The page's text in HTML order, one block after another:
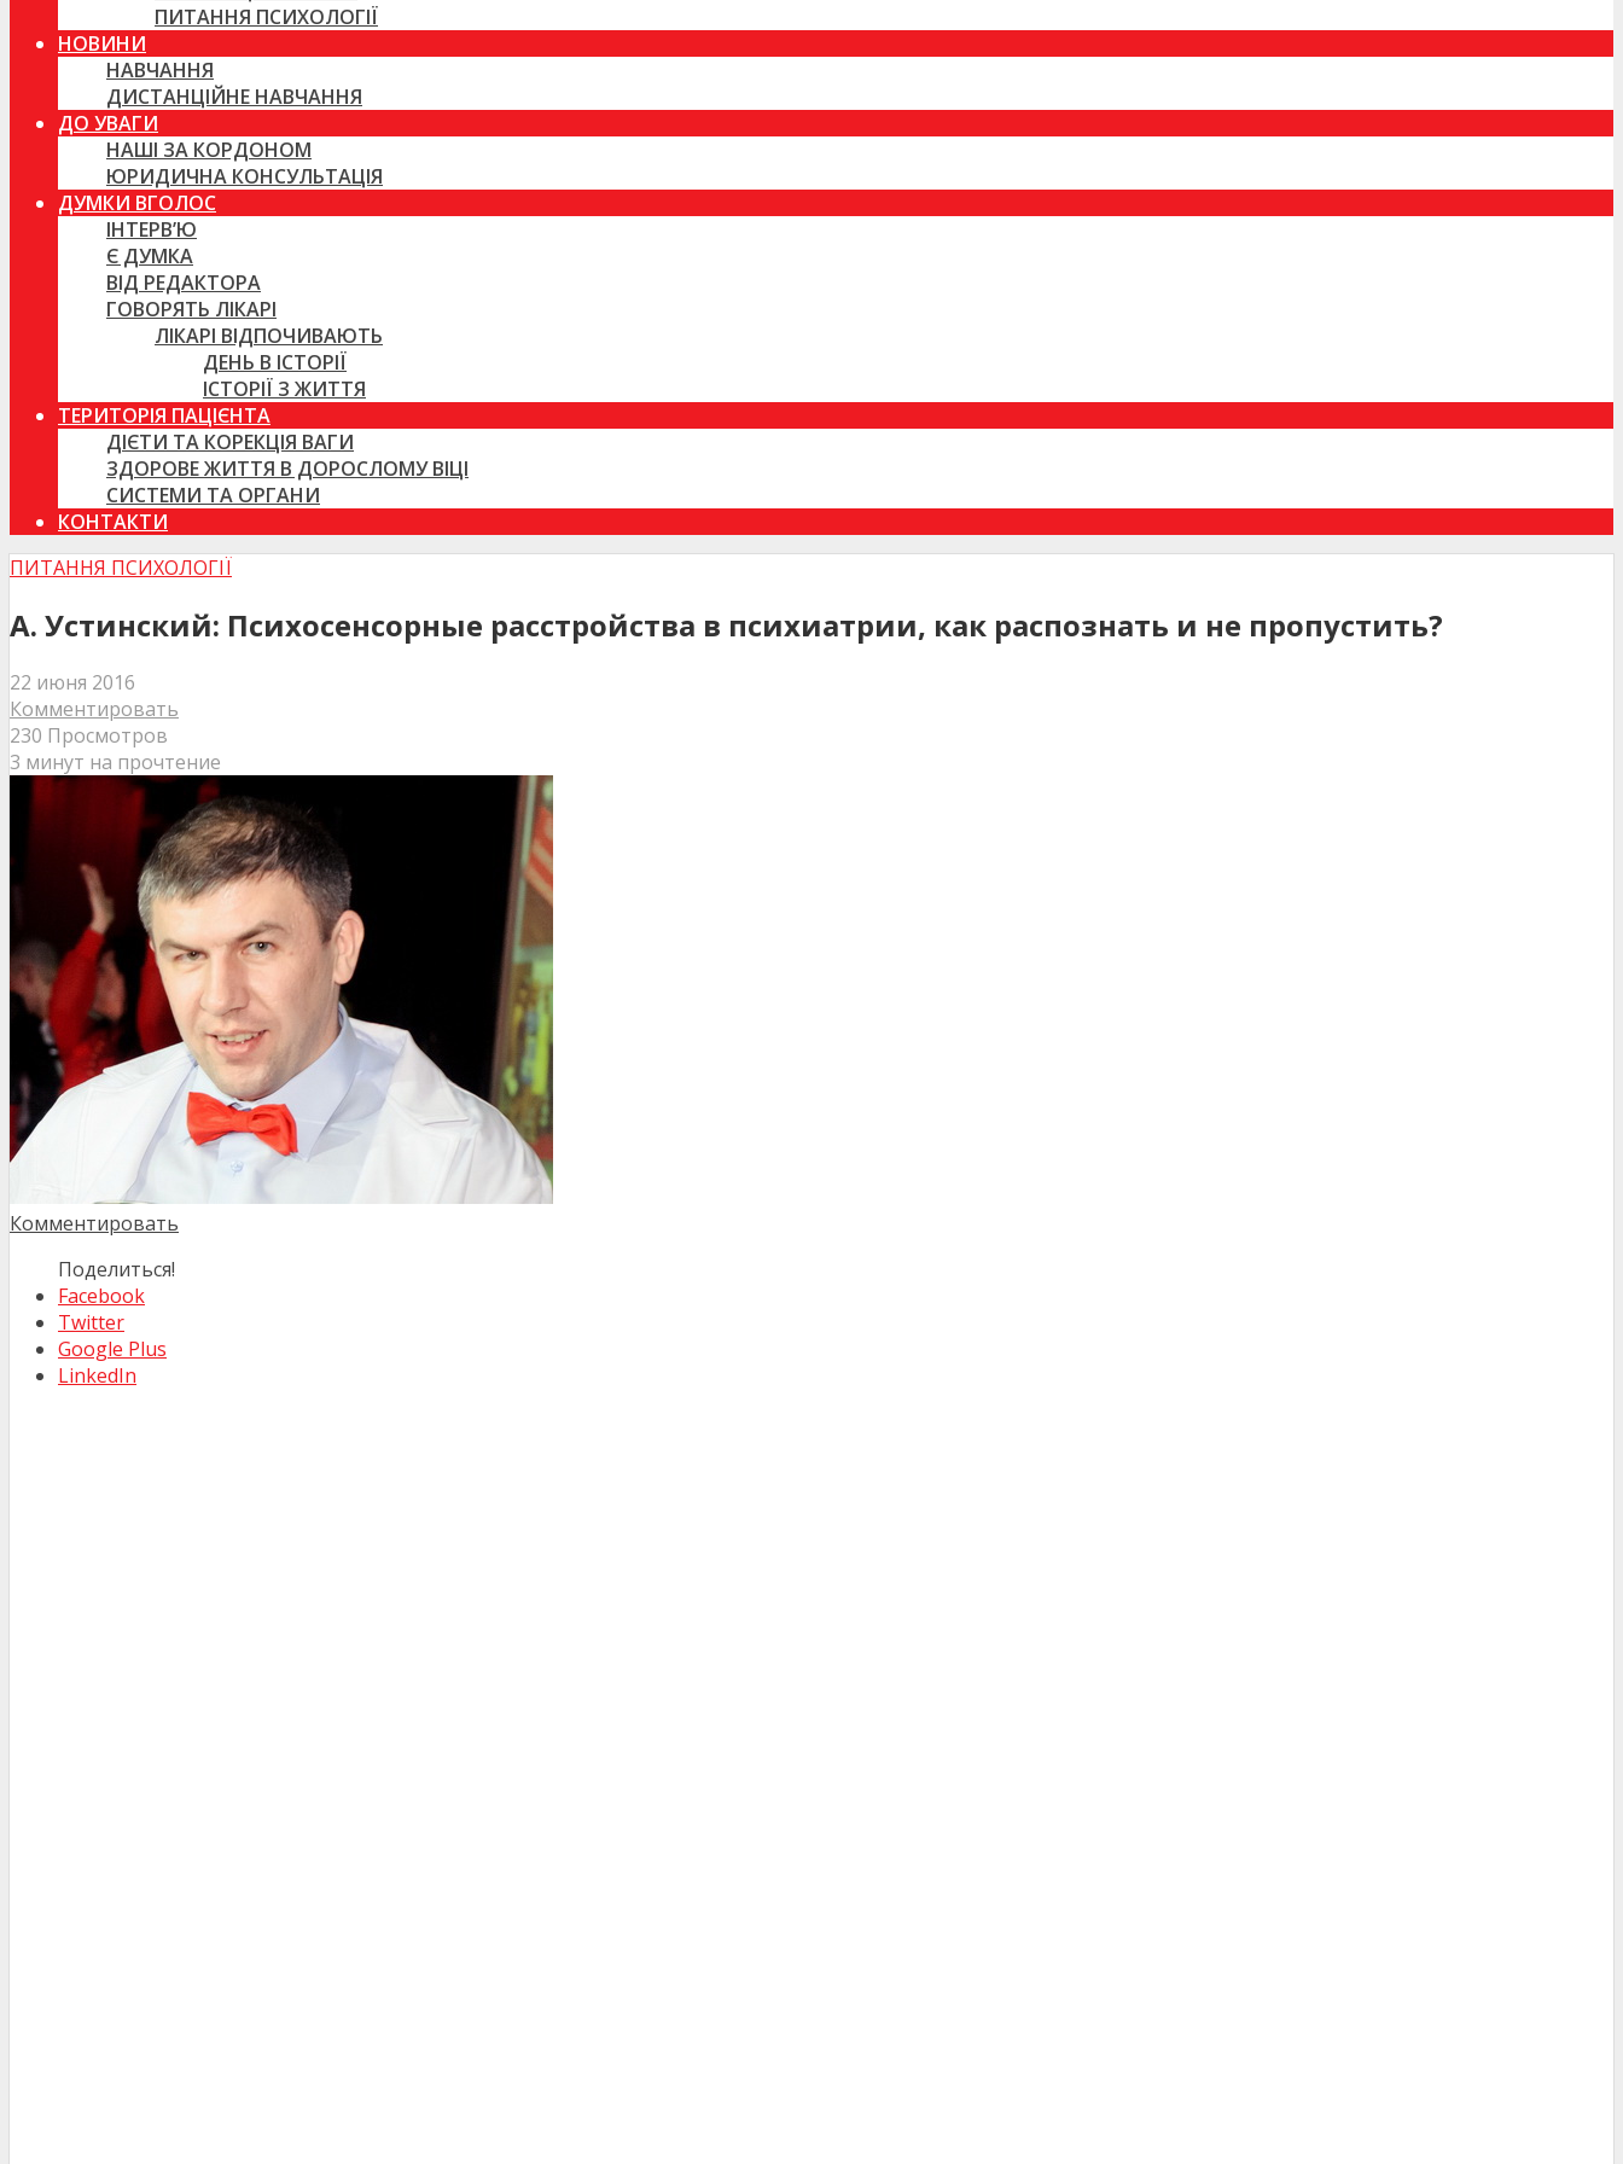
ПИТАННЯ ПСИХОЛОГІЇ
НОВИНИ
НАВЧАННЯ
ДИСТАНЦІЙНЕ НАВЧАННЯ
ДО УВАГИ
НАШІ ЗА КОРДОНОМ
ЮРИДИЧНА КОНСУЛЬТАЦІЯ
ДУМКИ ВГОЛОС
ІНТЕРВ’Ю
Є ДУМКА
ВІД РЕДАКТОРА
ГОВОРЯТЬ ЛІКАРІ
ЛІКАРІ ВІДПОЧИВАЮТЬ
ДЕНЬ В ІСТОРІЇ
ІСТОРІЇ З ЖИТТЯ
ТЕРИТОРІЯ ПАЦІЄНТА
ДІЄТИ ТА КОРЕКЦІЯ ВАГИ
ЗДОРОВЕ ЖИТТЯ В ДОРОСЛОМУ ВІЦІ
СИСТЕМИ ТА ОРГАНИ
КОНТАКТИ
ПИТАННЯ ПСИХОЛОГІЇ
А. Устинский: Психосенсорные расстройства в психиатрии, как распознать и не пропустить?
22 июня 2016
Комментировать
230 Просмотров
3 минут на прочтение
Комментировать
Поделиться!
Facebook
Twitter
Google Plus
LinkedIn